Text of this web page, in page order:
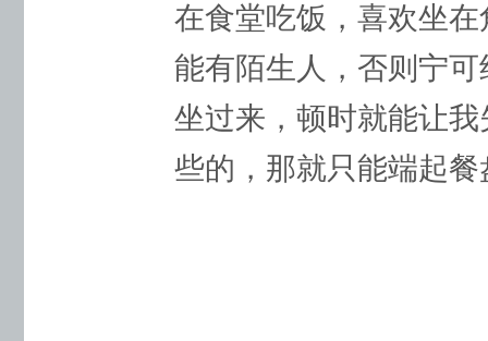
在食堂吃饭，喜欢坐
能有陌生人，否则宁
坐过来，顿时就能让
些的，那就只能端起